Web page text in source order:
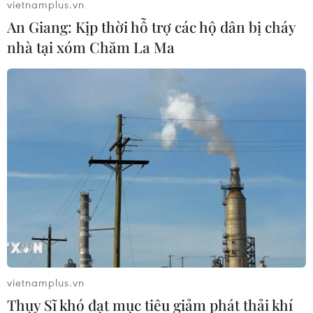
Thi lại tại Trường THPT Chuyên
Tuyên Quang: Thay nhân sự làm
công tác thi
Tướng Lê Xuân Thế: "Mỗi mét đất
đào lên mang niềm hy vọng tìm lại
07/08/2026 07:41
Đắk Lắk bảo đảm điều kiện học tập
cho học sinh vùng biên
07/08/2026 07:35
vietnamplus.vn
An Giang: Kịp thời hỗ trợ các hộ dân bị cháy
nhà tại xóm Chăm La Ma
vietnamplus.vn
Thụy Sĩ khó đạt mục tiêu giảm phát thải khí